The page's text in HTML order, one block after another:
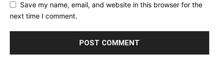
Save my name, email, and website in this browser for the
next time I comment.